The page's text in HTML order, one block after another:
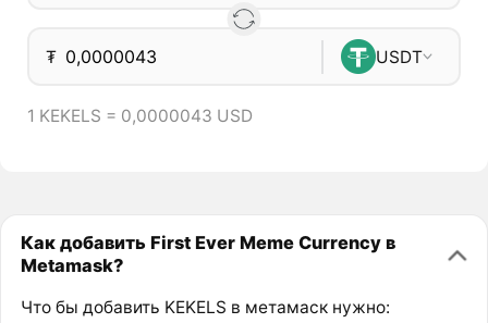
₮ USDT
1 KEKELS = 0,0000043 USD
Как добавить First Ever Meme Currency в
Metamask?
Что бы добавить KEKELS в метамаск нужно: